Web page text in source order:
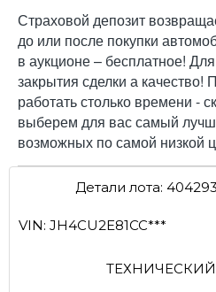
Страховой депозит
до или после покупки
в аукционе – бесплатное!
закрытия сделки а
работать столько времени -
выберем для вас самый
возможных по самой низкой
Детали лота:
VIN: JH4CU2E81CC***